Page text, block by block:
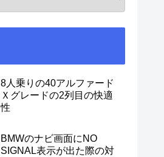
8人乗りの40アルファード
Ｘグレードの2列目の快適
性
BMWのナビ画面にNO
SIGNAL表示が出た際の対